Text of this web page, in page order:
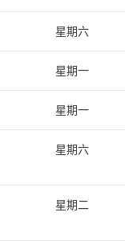
星期六
星期一
星期一
星期六
星期二